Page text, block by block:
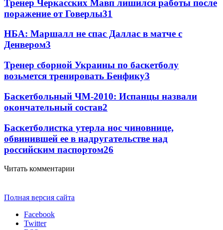
Тренер Черкасских Мавп лишился работы после
поражение от Говерлы31
НБА: Маршалл не спас Даллас в матче с
Денвером3
Тренер сборной Украины по баскетболу
возьмется тренировать Бенфику3
Баскетбольный ЧМ-2010: Испанцы назвали
окончательный состав2
Баскетболистка утерла нос чиновнице,
обвинившей ее в надругательстве над
российским паспортом26
Читать комментарии
Полная версия сайта
Facebook
Twitter